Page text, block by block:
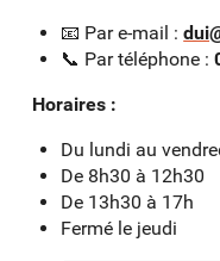
📧 Par e-mail :
📞 Par téléphone :
Horaires :
Du lundi au
De 8h30 à 12h30
De 13h30 à 17h
Fermé le jeudi